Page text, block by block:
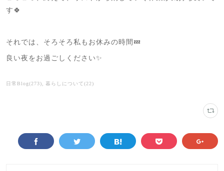
す🍀
それでは、そろそろ私もお休みの時間💤
良い夜をお過ごしください✨
日常Blog(273) 暮らしについて(22)